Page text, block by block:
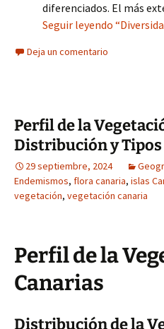
diferenciados. El más
Seguir leyendo
Deja un comentario
Perfil de la
Distribución y Tipos
29 septiembre, 2024
Endemismos, flora canaria, islas
vegetación, vegetación canaria
Perfil de la
Canarias
Distribución de la